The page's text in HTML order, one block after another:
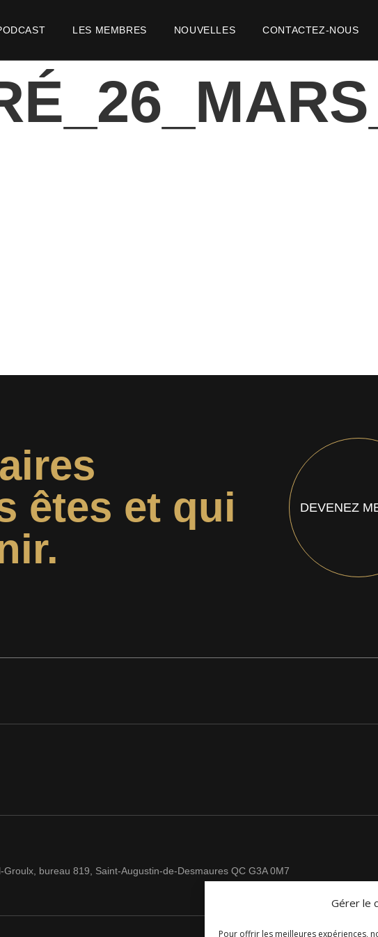
Gérer le
Pour offrir les meilleures expériences,
LES MEMBRES NOUVELLES CONTACTEZ-NOUS
êtes et qui
DEVENEZ
Groulx, bureau 819, Saint-Augustin-de-Desmaures QC G3A 0M7